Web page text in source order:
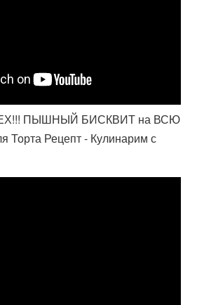
ПЫШНЫЙ БИСКВИТ на ВСЮ
Торта Рецепт - Кулинарим с